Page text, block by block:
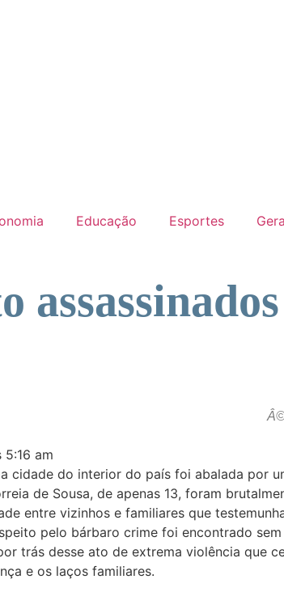
Educação Esportes
5:16 am
cidade do interior do país foi abalada por
de Sousa, de apenas 13, foram
entre vizinhos e familiares que
pelo bárbaro crime foi encontrado
trás desse ato de extrema violência que
e os laços familiares.